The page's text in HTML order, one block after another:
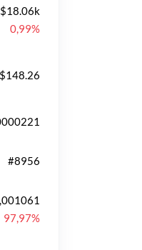
$18.06k
0,99%
$148.26
#8956
97,97%